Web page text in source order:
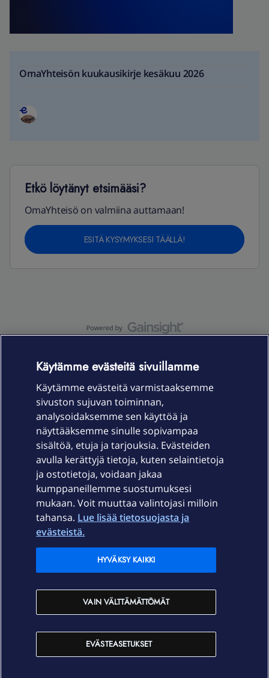
OmaYhteisön kuukausikirje kesäkuu 2026
Etkö löytänyt etsimääsi?
OmaYhteisö on valmiina auttamaan!
ESITÄ KYSYMYKSESI TÄÄLLÄ!
Laitteet & liittymät
Palvelut
Ajankohtaista
Elisa Oyj
In English
Käytämme evästeitä sivuillamme
Käytämme evästeitä varmistaaksemme
sivuston sujuvan toiminnan,
analysoidaksemme sen käyttöä ja
näyttääksemme sinulle sopivampaa
sisältöä, etuja ja tarjouksia. Evästeiden
avulla kerättyjä tietoja, kuten selaintietoja
ja ostotietoja, voidaan jakaa
kumppaneillemme suostumuksesi
mukaan. Voit muuttaa valintojasi milloin
tahansa. Lue lisää tietosuojasta ja
evästeistä.
EVÄSTEASETUKSET
VAIN VÄLTTÄMÄTTÖMÄT
HYVÄKSY KAIKKI